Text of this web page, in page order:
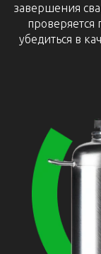
завершения
проверяется
убедиться в